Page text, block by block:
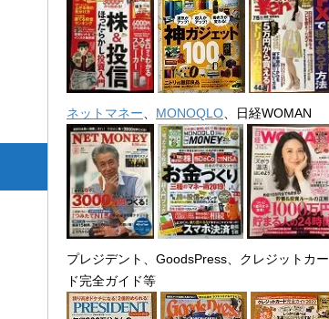
ネットマネー MONOQLO 、日経WOMAN
プレジデント、GoodsPress、クレジットカー
ド完全ガイド等